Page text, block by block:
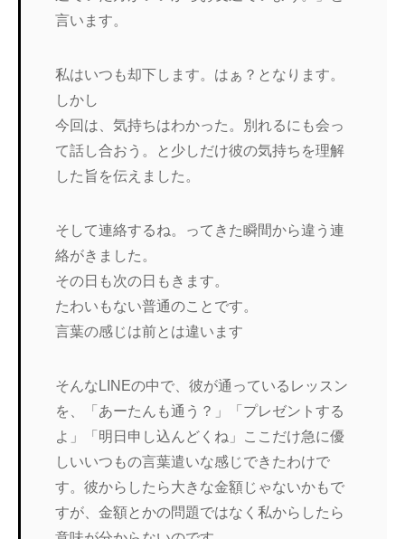
言います。
私はいつも却下します。はぁ？となります。
しかし
今回は、気持ちはわかった。別れるにも会っ
て話し合おう。と少しだけ彼の気持ちを理解
した旨を伝えました。
そして連絡するね。ってきた瞬間から違う連
絡がきました。
その日も次の日もきます。
たわいもない普通のことです。
言葉の感じは前とは違います
そんなLINEの中で、彼が通っているレッスン
を、「あーたんも通う？」「プレゼントする
よ」「明日申し込んどくね」ここだけ急に優
しいいつもの言葉遣いな感じできたわけで
す。彼からしたら大きな金額じゃないかもで
すが、金額とかの問題ではなく私からしたら